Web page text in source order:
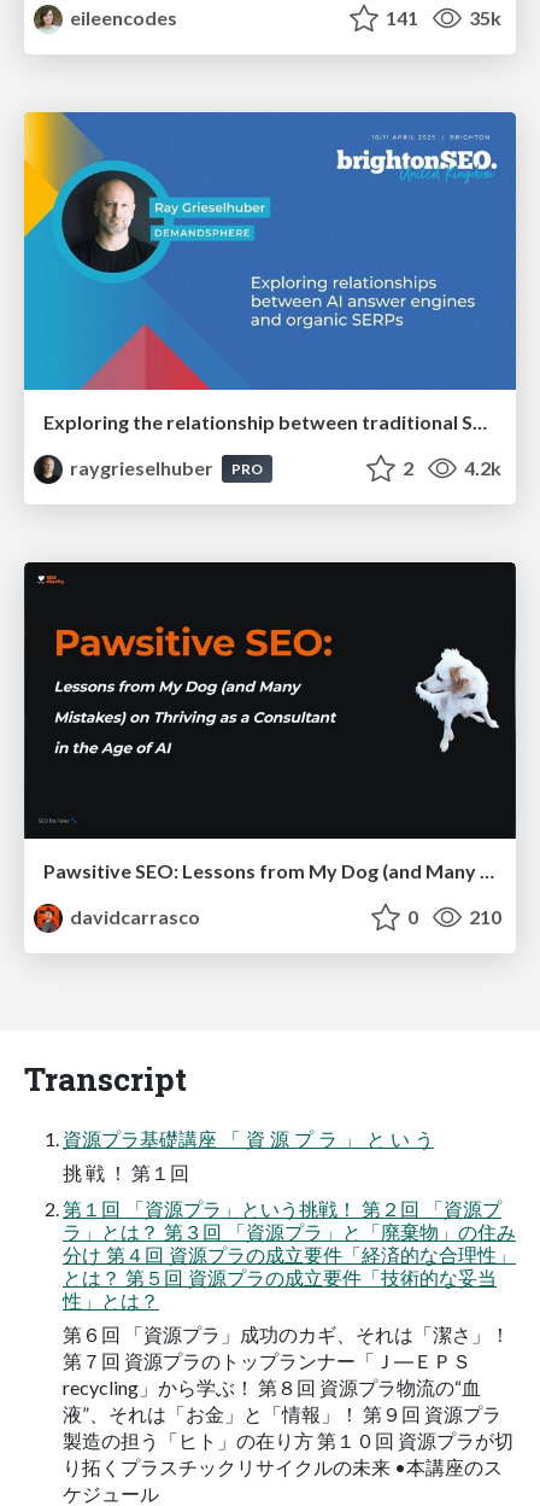
eileencodes 141 35k
raygrieselhuber
PRO 2 4.2k
Pawsitive SEO: Lessons from My Dog (and Many Mistakes) on Thriving as a Consultant in the Age of AI
davidcarrasco
0 210
Transcript
資源プラ基礎講座 「 資 源 プ ラ 」 と い う
挑 戦 ！ 第１回
第１回 「資源プラ」という挑戦！ 第２回 「資源プ
ラ」とは？ 第３回 「資源プラ」と「廃棄物」の住み
分け 第４回 資源プラの成立要件「経済的な合理性」
とは？ 第５回 資源プラの成立要件「技術的な妥当
性」とは？
第６回 「資源プラ」成功のカギ、それは「潔さ」！
第７回 資源プラのトップランナー「Ｊ―ＥＰＳ
recycling」から学ぶ！ 第８回 資源プラ物流の“血
液”、それは「お金」と「情報」！ 第９回 資源プラ
製造の担う「ヒト」の在り方 第１０回 資源プラが切
り拓くプラスチックリサイクルの未来 •本講座のス
ケジュール